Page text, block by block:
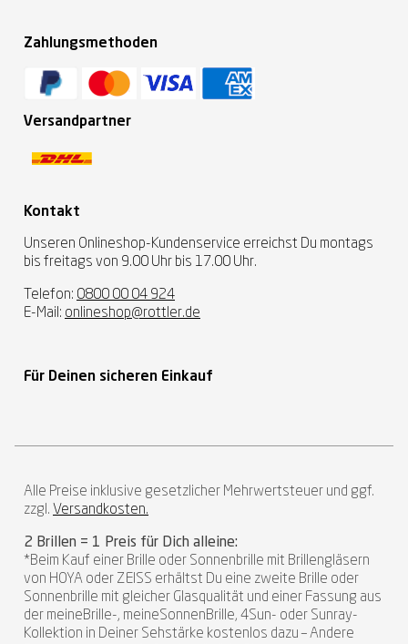
Zahlungsmethoden
Versandpartner
Kontakt
Unseren Onlineshop-Kundenservice erreichst Du montags
bis freitags von 9.00 Uhr bis 17.00 Uhr.
Telefon: 0800 00 04 924
E-Mail: onlineshop@rottler.de
Für Deinen sicheren Einkauf
Alle Preise inklusive gesetzlicher Mehrwertsteuer und ggf.
zzgl. Versandkosten.
2 Brillen = 1 Preis für Dich alleine:
*Beim Kauf einer Brille oder Sonnenbrille mit Brillengläsern
von HOYA oder ZEISS erhältst Du eine zweite Brille oder
Sonnenbrille mit gleicher Glasqualität und einer Fassung aus
der meineBrille-, meineSonnenBrille, 4Sun- oder Sunray-
Kollektion in Deiner Sehstärke kostenlos dazu – Andere